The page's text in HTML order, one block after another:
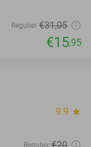
Regulier €31,05
€15,95
9.9 star
Regulier